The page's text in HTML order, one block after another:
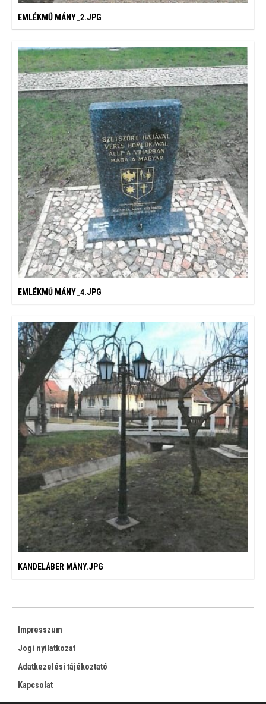
EMLÉKMŰ MÁNY_2.JPG
EMLÉKMŰ MÁNY_4.JPG
KANDELÁBER MÁNY.JPG
Impresszum
Jogi nyilatkozat
Adatkezelési tájékoztató
Kapcsolat